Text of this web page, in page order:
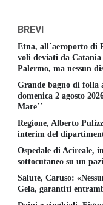
BREVI
Etna, all´aeroporto di
voli deviati da
Palermo, ma nessun
Grande bagno di folla
domenica 2 agosto
Mare´´
Regione, Alberto
interim del
Ospedale di Acireale,
sottocutaneo su un
Salute, Caruso:
Gela, garantiti